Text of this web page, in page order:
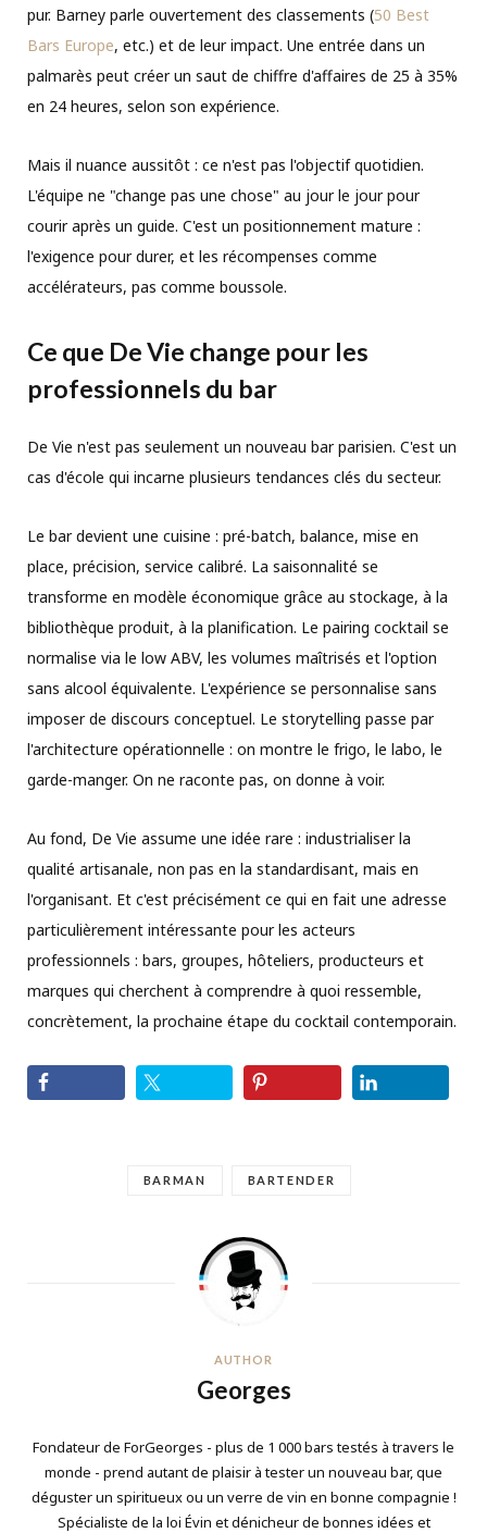
pur. Barney parle ouvertement des classements (50 Best
Bars Europe, etc.) et de leur impact. Une entrée dans un
palmarès peut créer un saut de chiffre d'affaires de 25 à 35%
en 24 heures, selon son expérience.
Mais il nuance aussitôt : ce n'est pas l'objectif quotidien.
L'équipe ne "change pas une chose" au jour le jour pour
courir après un guide. C'est un positionnement mature :
l'exigence pour durer, et les récompenses comme
accélérateurs, pas comme boussole.
Ce que De Vie change pour les
professionnels du bar
De Vie n'est pas seulement un nouveau bar parisien. C'est un
cas d'école qui incarne plusieurs tendances clés du secteur.
Le bar devient une cuisine : pré-batch, balance, mise en
place, précision, service calibré. La saisonnalité se
transforme en modèle économique grâce au stockage, à la
bibliothèque produit, à la planification. Le pairing cocktail se
normalise via le low ABV, les volumes maîtrisés et l'option
sans alcool équivalente. L'expérience se personnalise sans
imposer de discours conceptuel. Le storytelling passe par
l'architecture opérationnelle : on montre le frigo, le labo, le
garde-manger. On ne raconte pas, on donne à voir.
Au fond, De Vie assume une idée rare : industrialiser la
qualité artisanale, non pas en la standardisant, mais en
l'organisant. Et c'est précisément ce qui en fait une adresse
particulièrement intéressante pour les acteurs
professionnels : bars, groupes, hôteliers, producteurs et
marques qui cherchent à comprendre à quoi ressemble,
concrètement, la prochaine étape du cocktail contemporain.
BARMAN BARTENDER
AUTHOR
Georges
Fondateur de ForGeorges - plus de 1 000 bars testés à travers le
monde - prend autant de plaisir à tester un nouveau bar, que
déguster un spiritueux ou un verre de vin en bonne compagnie !
Spécialiste de la loi Évin et dénicheur de bonnes idées et